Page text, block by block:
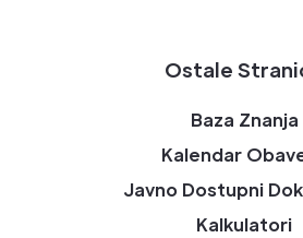
Ostale
Baza Znanja
Kalendar
Javno Dostupni
Kalkulatori